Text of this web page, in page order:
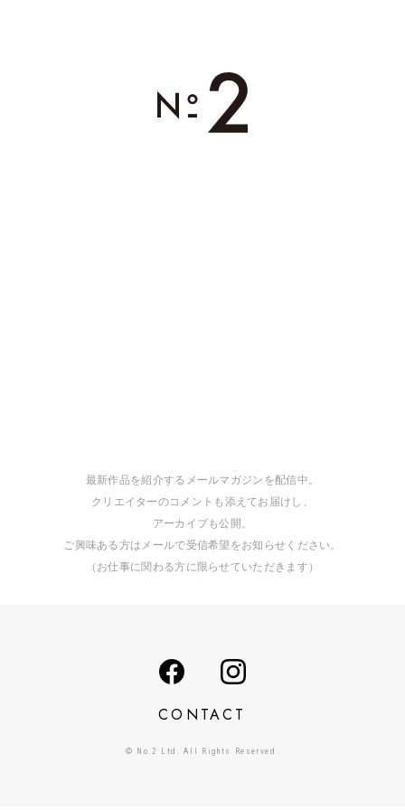
最新作品を紹介するメールマガジンを配信中。
クリエイターのコメントも添えてお届けし、
アーカイブも公開。
ご興味ある方はメールで受信希望をお知らせください。
（お仕事に関わる方に限らせていただきます）
CONTACT
© No.2 Ltd. All Rights Reserved.